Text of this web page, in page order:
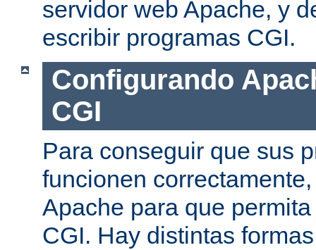
servidor web Apache, y
escribir programas CGI.
Configurando
CGI
Para conseguir que sus
funcionen
Apache para que
CGI. Hay distintas